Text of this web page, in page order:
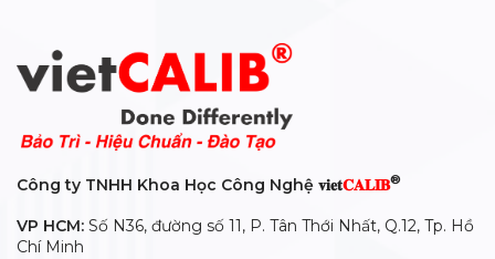
Công ty TNHH Khoa Học Công Nghệ 𝐯𝐢𝐞𝐭𝐂𝐀𝐋𝐈𝐁®
VP HCM: Số N36, đường số 11, P. Tân Thới Nhất, Q.12, Tp. Hồ
Chí Minh